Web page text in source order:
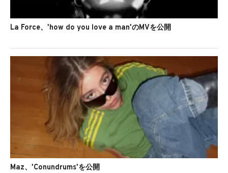
La Force、'how do you love a man'のMVを公開
Maz、'Conundrums'を公開